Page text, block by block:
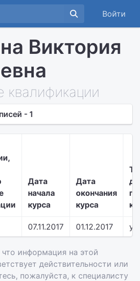
Войти
Виктория
- 1
Дата
начала
курса
Дата
окончания
курса
07.11.2017 01.12.2017
информация на этой
действительности или
пожалуйста, к специалисту